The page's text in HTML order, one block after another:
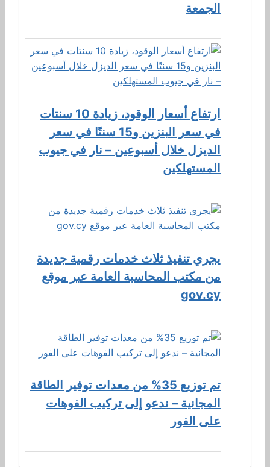
الجمعة
ارتفاع أسعار الوقود، زيادة 10 سنتات
في سعر البنزين و15 سنتًا في سعر
الديزل خلال أسبوعين – نار في جيوب
المستهلكين
يجري تنفيذ ثلاث خدمات رقمية جديدة
من مكتب المحاسبة العامة عبر موقع
gov.cy
تم توزيع 35% من معدات توفير الطاقة
المجانية – ندعو إلى تركيب الفوهات
على الفور